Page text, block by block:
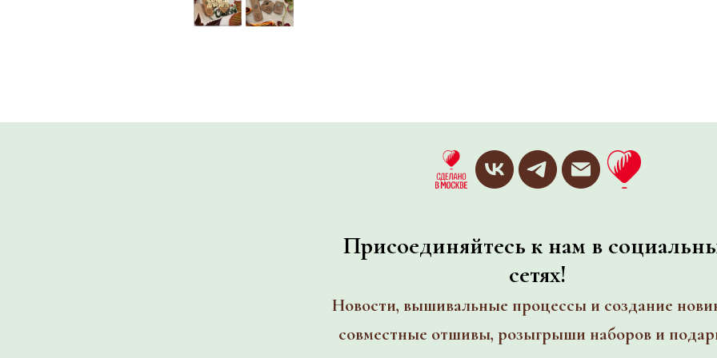
Присоединяйтесь к нам в
сетях!
Новости, вышивальные процессы и создание
совместные отшивы, розыгрыши наборов и